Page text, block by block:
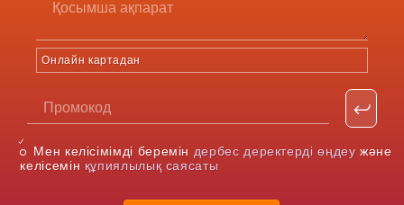
Онлайн картадан
Мен келісімімді беремін дербес деректерді өңдеу және
келісемін құпиялылық саясаты